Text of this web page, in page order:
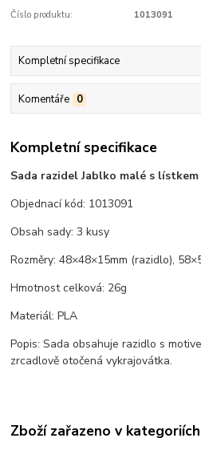
Číslo produktu: 1013091
Kompletní specifikace
Komentáře 0
Kompletní specifikace
Sada razidel Jablko malé s
Objednací kód: 1013091
Obsah sady: 3 kusy
Rozměry: 48×48×15mm (razidlo),
Hmotnost celková: 26g
Materiál: PLA
Popis: Sada obsahuje razidlo s
zrcadlově otočená vykrajovátka.
Zboží zařazeno v kategoriích